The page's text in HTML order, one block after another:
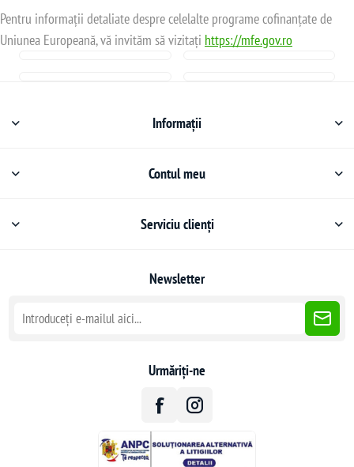
Pentru informații detaliate despre celelalte programe cofinanțate de
Uniunea Europeană, vă invităm să vizitați https://mfe.gov.ro
Informații
Contul meu
Serviciu clienți
Newsletter
Urmăriți-ne